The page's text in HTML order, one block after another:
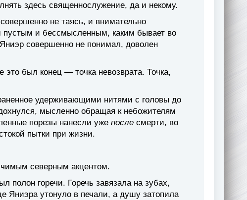
здесь священнослужение, да и некому.
не таясь, и внимательно
пустым и бессмысленным, каким бывает во
совершенно не понимал, доволен
был конец — точка невозврата. Точка,
удерживающими нитями с головы до
мысленно обращая к небожителям
порезы нанесли уже после смерти, во
пытки при жизни.
северным акцентом.
полон горечи. Горечь завязала на зубах,
Яниэра утонуло в печали, а душу затопила